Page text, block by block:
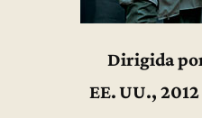
Dirigida
EE. UU.,